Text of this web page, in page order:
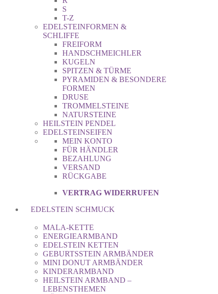
S
T-Z
EDELSTEINFORMEN &
SCHLIFFE
FREIFORM
HANDSCHMEICHLER
KUGELN
SPITZEN & TÜRME
PYRAMIDEN & BESONDERE
FORMEN
DRUSE
TROMMELSTEINE
NATURSTEINE
HEILSTEIN PENDEL
EDELSTEINSEIFEN
MEIN KONTO
FÜR HÄNDLER
BEZAHLUNG
VERSAND
RÜCKGABE
VERTRAG WIDERRUFEN
EDELSTEIN SCHMUCK
MALA-KETTE
ENERGIEARMBAND
EDELSTEIN KETTEN
GEBURTSSTEIN ARMBÄNDER
MINI DONUT ARMBÄNDER
KINDERARMBAND
HEILSTEIN ARMBAND –
LEBENSTHEMEN